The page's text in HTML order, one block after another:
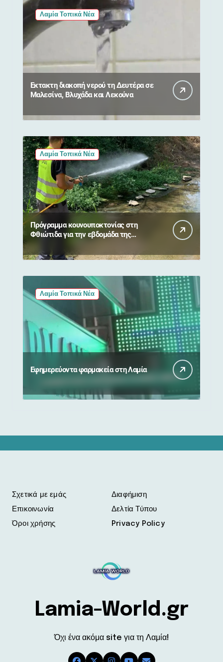
Λαμία Τοπικά Νέα
Έκτακτη διακοπή νερού τη Δευτέρα σε
Μαλεσίνα, Βλυχάδα και Λεκούνα
Λαμία Τοπικά Νέα
Πρόγραμμα κουνουποκτονίας στη
Φθιώτιδα για την εβδομάδα της
Παναγίας
Λαμία Τοπικά Νέα
Εφημερεύοντα φαρμακεία στη Λαμία
Σχετικά με εμάς
Επικοινωνία
Όροι χρήσης
Διαφήμιση
Δελτία Τύπου
Privacy Policy
Lamia-World.gr
Όχι ένα ακόμα site για τη Λαμία!